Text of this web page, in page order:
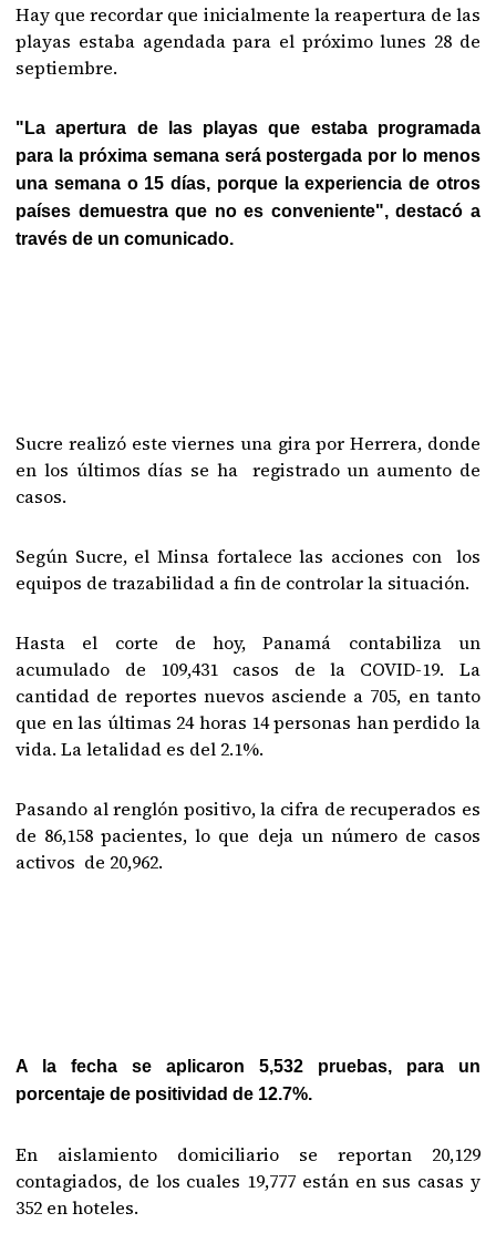
Hay que recordar que inicialmente la reapertura de las
playas estaba agendada para el próximo lunes 28 de
septiembre.
"La apertura de las playas que estaba programada
para la próxima semana será postergada por lo menos
una semana o 15 días, porque la experiencia de otros
países demuestra que no es conveniente", destacó a
través de un comunicado.
Sucre realizó este viernes una gira por Herrera, donde
en los últimos días se ha registrado un aumento de
casos.
Según Sucre, el Minsa fortalece las acciones con los
equipos de trazabilidad a fin de controlar la situación.
Hasta el corte de hoy, Panamá contabiliza un
acumulado de 109,431 casos de la COVID-19. La
cantidad de reportes nuevos asciende a 705, en tanto
que en las últimas 24 horas 14 personas han perdido la
vida. La letalidad es del 2.1%.
Pasando al renglón positivo, la cifra de recuperados es
de 86,158 pacientes, lo que deja un número de casos
activos de 20,962.
A la fecha se aplicaron 5,532 pruebas, para un
porcentaje de positividad de 12.7%.
En aislamiento domiciliario se reportan 20,129
contagiados, de los cuales 19,777 están en sus casas y
352 en hoteles.